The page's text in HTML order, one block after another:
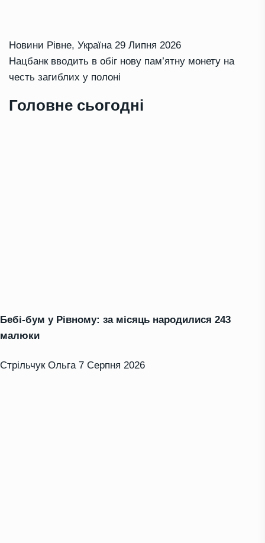
Новини Рівне, Україна 29 Липня 2026
Нацбанк вводить в обіг нову пам’ятну монету на
честь загиблих у полоні
Головне сьогодні
Бебі-бум у Рівному: за місяць народилися 243
малюки
Стрільчук Ольга 7 Серпня 2026